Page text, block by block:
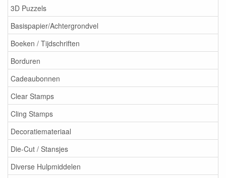
3D Puzzels
Basispapier/Achtergrondvel
Boeken / Tijdschriften
Borduren
Cadeaubonnen
Clear Stamps
Cling Stamps
Decoratiemateriaal
Die-Cut / Stansjes
Diverse Hulpmiddelen